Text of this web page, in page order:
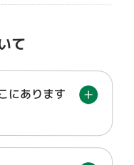
て
にあります